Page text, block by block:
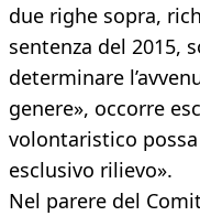
due righe sopra,
sentenza del 2015,
determinare
genere», occorre
volontaristico
esclusivo rilievo».
Nel parere del